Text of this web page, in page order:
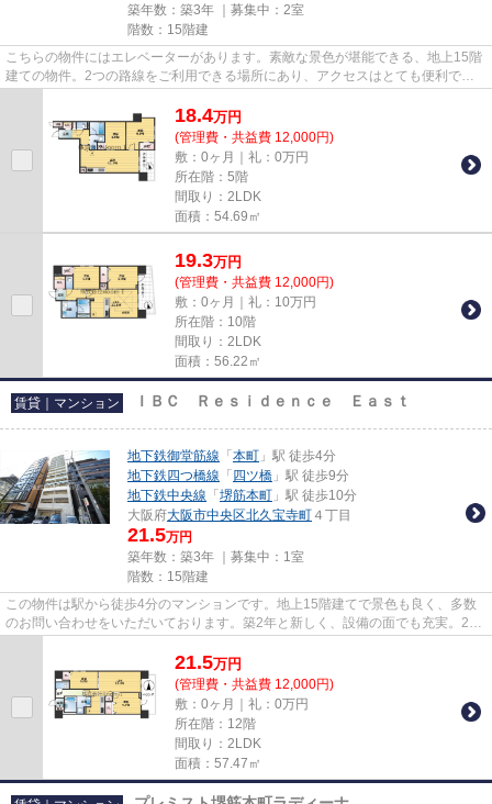
築年数：築3年 ｜募集中： 2室
階数：15階建
こちらの物件にはエレベーターがあります。素敵な景色が堪能できる、地上15階
建ての物件。2つの路線をご利用できる場所にあり、アクセスはとても便利で
18.4万円
(管理費・共益費 12,000円)
敷：0ヶ月｜礼：0万円
所在階：5階
間取り：2LDK
面積：54.69㎡
19.3万円
(管理費・共益費 12,000円)
敷：0ヶ月｜礼：10万円
所在階：10階
間取り：2LDK
面積：56.22㎡
賃貸｜マンション ＩＢＣ Ｒｅｓｉｄｅｎｃｅ Ｅａｓｔ
地下鉄御堂筋線 「 本町 」駅 徒歩4分
地下鉄四つ橋線 「 四ツ橋 」駅 徒歩9分
地下鉄中央線 「 堺筋本町 」駅 徒歩10分
大阪府大阪市中央区北久宝寺町 ４丁目
21.5万円
築年数：築3年 ｜募集中： 1室
階数：15階建
この物件は駅から徒歩4分のマンションです。地上15階建てで景色も良く、多数
のお問い合わせをいただいております。築2年と新しく、設備の面でも充実。2沿
21.5万円
(管理費・共益費 12,000円)
敷：0ヶ月｜礼：0万円
所在階：12階
間取り：2LDK
面積：57.47㎡